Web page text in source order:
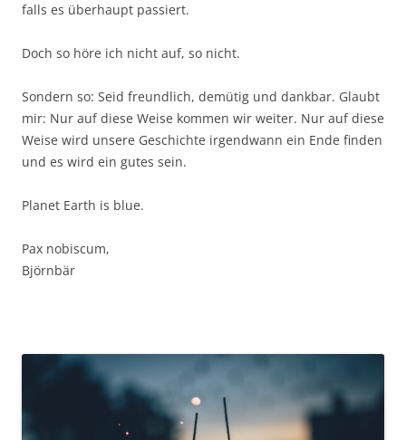
falls es überhaupt passiert.
Doch so höre ich nicht auf, so nicht.
Sondern so: Seid freundlich, demütig und dankbar. Glaubt
mir: Nur auf diese Weise kommen wir weiter. Nur auf diese
Weise wird unsere Geschichte irgendwann ein Ende finden
und es wird ein gutes sein.
Planet Earth is blue.
Pax nobiscum,
Björnbär